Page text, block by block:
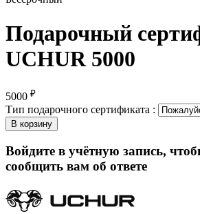
Подарочный
UCHUR 5000
5000 ₽
Тип подарочного сертификата :
В корзину
Войдите в учётную запись,
сообщить вам об ответе